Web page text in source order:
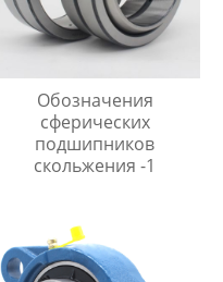
Обозначения
сферических
подшипников
скольжения -1